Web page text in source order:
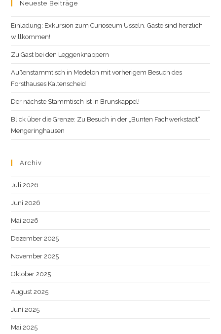
Neueste Beiträge
Einladung: Exkursion zum Curioseum Usseln. Gäste sind herzlich
willkommen!
Zu Gast bei den Leggenknäppern
Außenstammtisch in Medelon mit vorherigem Besuch des
Forsthauses Kaltenscheid
Der nächste Stammtisch ist in Brunskappel!
Blick über die Grenze: Zu Besuch in der „Bunten Fachwerkstadt“
Mengeringhausen
Archiv
Juli 2026
Juni 2026
Mai 2026
Dezember 2025
November 2025
Oktober 2025
August 2025
Juni 2025
Mai 2025